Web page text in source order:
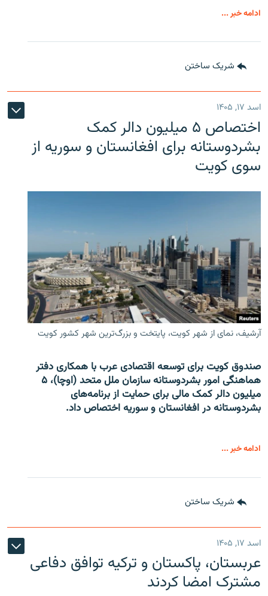
ادامه خبر ...
شریک ساختن
اسد ۱۷, ۱۴۰۵
اختصاص ۵ میلیون دالر کمک
بشردوستانه برای افغانستان و سوریه از
سوی کویت
آرشیف، نمای از شهر کویت، پایتخت و بزرگ‌ترین شهر کشور کویت
صندوق کویت برای توسعه اقتصادی عرب با همکاری دفتر
هماهنگی امور بشردوستانه سازمان ملل متحد (اوچا)، ۵
میلیون دالر کمک مالی برای حمایت از برنامه‌های
بشردوستانه در افغانستان و سوریه اختصاص داد.
ادامه خبر ...
شریک ساختن
اسد ۱۷, ۱۴۰۵
عربستان، پاکستان و ترکیه توافق دفاعی
مشترک امضا کردند